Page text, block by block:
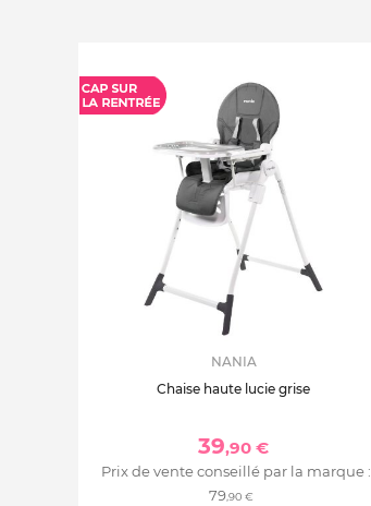
NANIA
Chaise haute lucie grise
39,90 €
Prix de vente conseillé par la marque :
79,90 €